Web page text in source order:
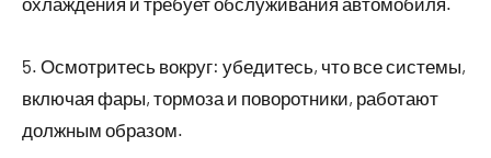
5. Осмотритесь вокруг: убедитесь, что все системы,
включая фары, тормоза и поворотники, работают
должным образом.